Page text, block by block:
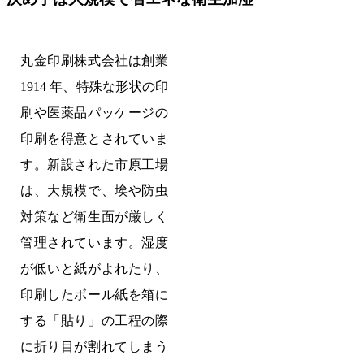
丸金印刷株式会社は創業
1914 年、特殊な形状の印
刷や医薬品パッケージの
印刷を得意とされていま
す。新設された市原工場
は、大規模で、埃や防虫
対策など衛生面が厳しく
管理されています。湿度
が低いと紙がよれたり、
印刷したボール紙を箱に
する「貼り」の工程の際
に折り目が割れてしまう